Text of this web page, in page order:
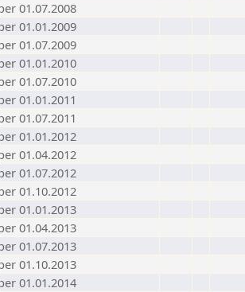
01.07.2008
01.01.2009
01.07.2009
01.01.2010
01.07.2010
01.01.2011
01.07.2011
01.01.2012
01.04.2012
01.07.2012
01.10.2012
01.01.2013
01.04.2013
01.07.2013
01.10.2013
01.01.2014